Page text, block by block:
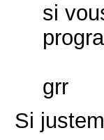
si
grr
Si